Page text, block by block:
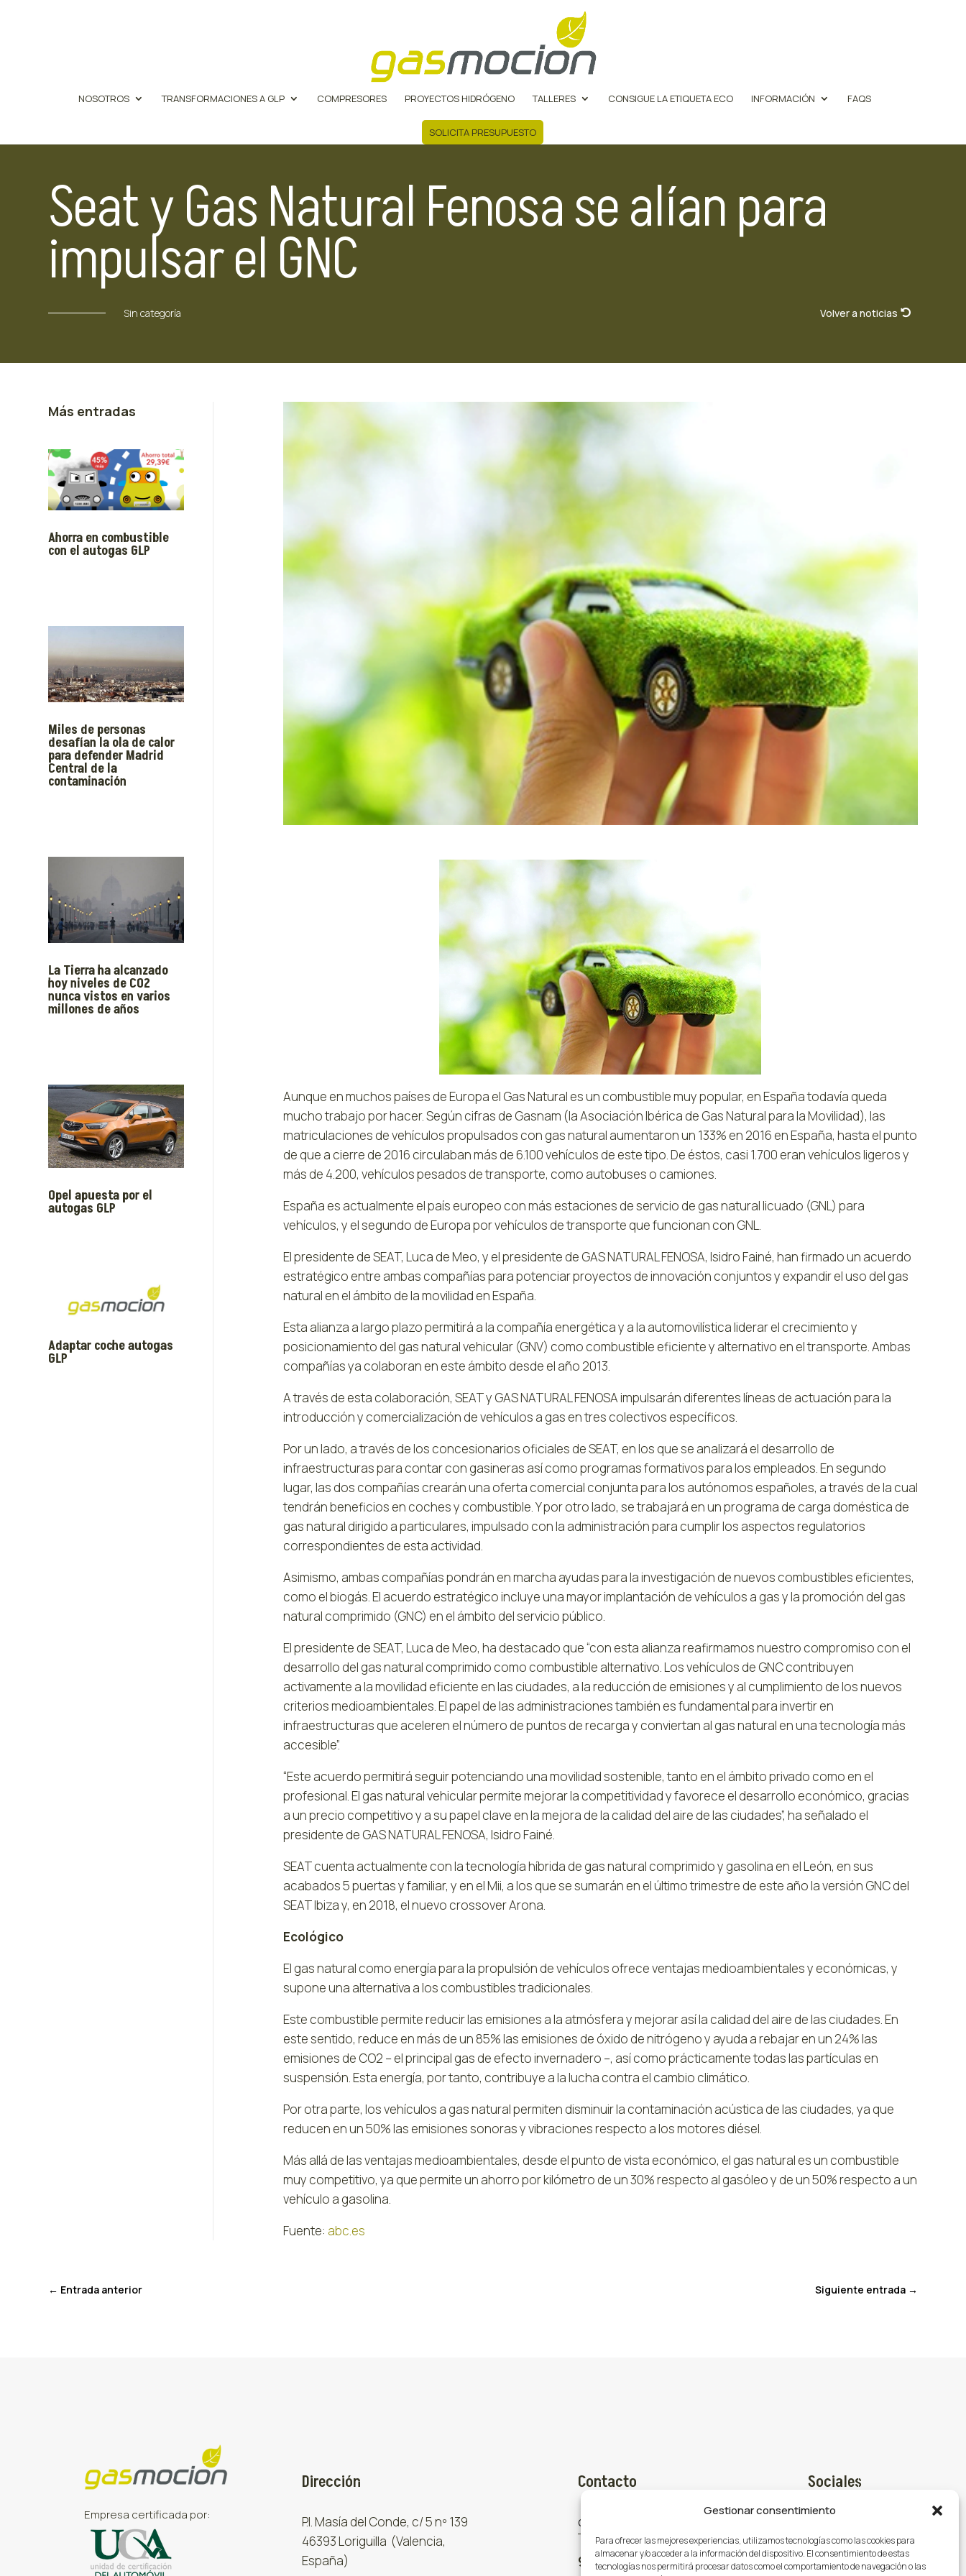
Gestionar consentimiento
Para ofrecer las mejores experiencias, utilizamos tecnologías como las cookies para
almacenar y/o acceder a la información del dispositivo. El consentimiento de estas
tecnologías nos permitirá procesar datos como el comportamiento de navegación o las
NOSOTROS TRANSFORMACIONES A GLP COMPRESORES PROYECTOS HIDRÓGENO TALLERES CONSIGUE LA ETIQUETA ECO INFORMACIÓN FAQS
SOLICITA PRESUPUESTO
Seat y Gas Natural Fenosa se alían para
impulsar el GNC
Sin categoría Volver a noticias
Más entradas
Ahorra en combustible
con el autogas GLP
Miles de personas
desafían la ola de calor
para defender Madrid
Central de la
contaminación
La Tierra ha alcanzado
hoy niveles de CO2
nunca vistos en varios
millones de años
Opel apuesta por el
autogas GLP
Adaptar coche autogas
GLP
Aunque en muchos países de Europa el Gas Natural es un combustible muy popular, en España todavía queda
mucho trabajo por hacer. Según cifras de Gasnam (la Asociación Ibérica de Gas Natural para la Movilidad), las
matriculaciones de vehículos propulsados con gas natural aumentaron un 133% en 2016 en España, hasta el punto
de que a cierre de 2016 circulaban más de 6.100 vehículos de este tipo. De éstos, casi 1.700 eran vehículos ligeros y
más de 4.200, vehículos pesados de transporte, como autobuses o camiones.
España es actualmente el país europeo con más estaciones de servicio de gas natural licuado (GNL) para
vehículos, y el segundo de Europa por vehículos de transporte que funcionan con GNL.
El presidente de SEAT, Luca de Meo, y el presidente de GAS NATURAL FENOSA, Isidro Fainé, han firmado un acuerdo
estratégico entre ambas compañías para potenciar proyectos de innovación conjuntos y expandir el uso del gas
natural en el ámbito de la movilidad en España.
Esta alianza a largo plazo permitirá a la compañía energética y a la automovilística liderar el crecimiento y
posicionamiento del gas natural vehicular (GNV) como combustible eficiente y alternativo en el transporte. Ambas
compañías ya colaboran en este ámbito desde el año 2013.
A través de esta colaboración, SEAT y GAS NATURAL FENOSA impulsarán diferentes líneas de actuación para la
introducción y comercialización de vehículos a gas en tres colectivos específicos.
Por un lado, a través de los concesionarios oficiales de SEAT, en los que se analizará el desarrollo de
infraestructuras para contar con gasineras así como programas formativos para los empleados. En segundo
lugar, las dos compañías crearán una oferta comercial conjunta para los autónomos españoles, a través de la cual
tendrán beneficios en coches y combustible. Y por otro lado, se trabajará en un programa de carga doméstica de
gas natural dirigido a particulares, impulsado con la administración para cumplir los aspectos regulatorios
correspondientes de esta actividad.
Asimismo, ambas compañías pondrán en marcha ayudas para la investigación de nuevos combustibles eficientes,
como el biogás. El acuerdo estratégico incluye una mayor implantación de vehículos a gas y la promoción del gas
natural comprimido (GNC) en el ámbito del servicio público.
El presidente de SEAT, Luca de Meo, ha destacado que “con esta alianza reafirmamos nuestro compromiso con el
desarrollo del gas natural comprimido como combustible alternativo. Los vehículos de GNC contribuyen
activamente a la movilidad eficiente en las ciudades, a la reducción de emisiones y al cumplimiento de los nuevos
criterios medioambientales. El papel de las administraciones también es fundamental para invertir en
infraestructuras que aceleren el número de puntos de recarga y conviertan al gas natural en una tecnología más
accesible”.
“Este acuerdo permitirá seguir potenciando una movilidad sostenible, tanto en el ámbito privado como en el
profesional. El gas natural vehicular permite mejorar la competitividad y favorece el desarrollo económico, gracias
a un precio competitivo y a su papel clave en la mejora de la calidad del aire de las ciudades”, ha señalado el
presidente de GAS NATURAL FENOSA, Isidro Fainé.
SEAT cuenta actualmente con la tecnología híbrida de gas natural comprimido y gasolina en el León, en sus
acabados 5 puertas y familiar, y en el Mii, a los que se sumarán en el último trimestre de este año la versión GNC del
SEAT Ibiza y, en 2018, el nuevo crossover Arona.
Ecológico
El gas natural como energía para la propulsión de vehículos ofrece ventajas medioambientales y económicas, y
supone una alternativa a los combustibles tradicionales.
Este combustible permite reducir las emisiones a la atmósfera y mejorar así la calidad del aire de las ciudades. En
este sentido, reduce en más de un 85% las emisiones de óxido de nitrógeno y ayuda a rebajar en un 24% las
emisiones de CO2 – el principal gas de efecto invernadero –, así como prácticamente todas las partículas en
suspensión. Esta energía, por tanto, contribuye a la lucha contra el cambio climático.
Por otra parte, los vehículos a gas natural permiten disminuir la contaminación acústica de las ciudades, ya que
reducen en un 50% las emisiones sonoras y vibraciones respecto a los motores diésel.
Más allá de las ventajas medioambientales, desde el punto de vista económico, el gas natural es un combustible
muy competitivo, ya que permite un ahorro por kilómetro de un 30% respecto al gasóleo y de un 50% respecto a un
vehículo a gasolina.
Fuente: abc.es
← Entrada anterior Siguiente entrada→
Empresa certificada por:
Dirección
P.I. Masía del Conde, c/ 5 nº 139
46393 Loriguilla (Valencia,
España)
Contacto
comercial@gasmocion.com
961 667 879
Sociales
 Facebook
 X (Twitter)